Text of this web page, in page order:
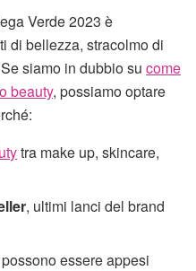
Verde 2023 è
di bellezza, stracolmo di
siamo in dubbio su come
beauty, possiamo optare
tra make up, skincare,
, ultimi lanci del brand
essere appesi